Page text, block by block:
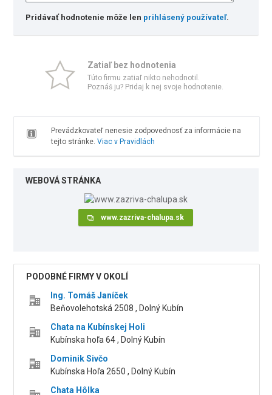
Pridávať hodnotenie môže len prihlásený používateľ.
Zatiaľ bez hodnotenia
Túto firmu zatiaľ nikto nehodnotil.
Poznáš ju? Pridaj k nej svoje hodnotenie.
Prevádzkovateľ nenesie zodpovednosť za informácie na
tejto stránke. Viac v Pravidlách
WEBOVÁ STRÁNKA
www.zazriva-chalupa.sk
PODOBNÉ FIRMY V OKOLÍ
Ing. Tomáš Janíček
Beňovolehotská 2508 , Dolný Kubín
Chata na Kubínskej Holi
Kubínska hoľa 64 , Dolný Kubín
Dominik Sivčo
Kubínska Hoľa 2650 , Dolný Kubín
Chata Hôlka